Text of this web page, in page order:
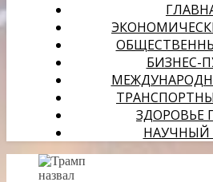
БИЗНЕС-
ЗДОРОВЬЕ
НАУЧНЫЙ